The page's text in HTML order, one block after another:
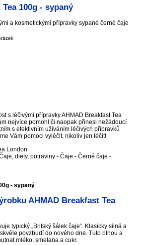
100g - sypaný
a kosmetickými přípravky sypané černé čaje
s léčivými přípravky AHMAD Breakfast Tea
nejvíce pomohl či naopak přinesl nežádoucí
s efektivním užíváním léčivých přípravků
Vám pomoci vyléčit, nikoliv jen léčit!
London
diety, potraviny - Čaje - Černé čaje -
- sypaný
AHMAD Breakfast Tea
typický „Britský šálek čaje“. Klasicky silná a
povzbudí do nového dne. Tuto plnou a
mléko, smetana a cukr.